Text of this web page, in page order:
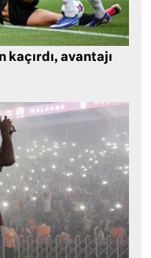
kaçırdı, avantajı